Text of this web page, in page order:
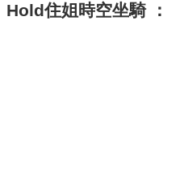
Hold住姐時空坐騎 ：